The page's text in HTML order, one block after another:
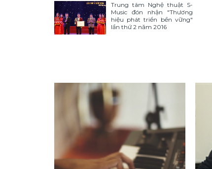
Trung tâm Nghệ thuật S-
Music đón nhận "Thương
hiệu phát triển bền vững"
lần thứ 2 năm 2016